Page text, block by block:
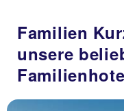
Familien
unsere